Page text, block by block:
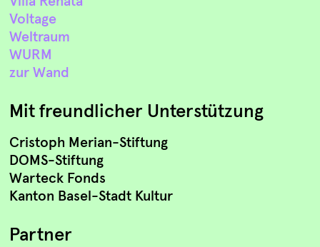
Voltage
Weltraum
WURM
zur Wand
Mit freundlicher Unterstützung
Cristoph Merian-Stiftung
DOMS-Stiftung
Warteck Fonds
Kanton Basel-Stadt Kultur
Partner